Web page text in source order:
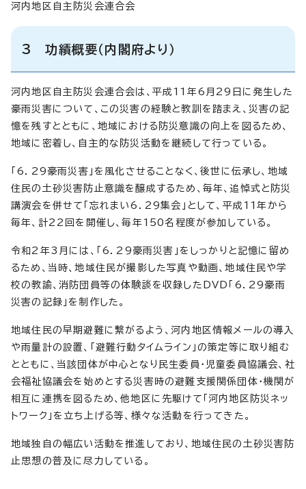
河内地区自主防災会連合会
3 功績概要（内閣府より）
河内地区自主防災会連合会は、平成11年6月29日に発生した
豪雨災害について、この災害の経験と教訓を踏まえ、災害の記
憶を残すとともに、地域における防災意識の向上を図るため、
地域に密着し、自主的な防災活動を継続して行っている。
「6．29豪雨災害」を風化させることなく、後世に伝承し、地域
住民の土砂災害防止意識を醸成するため、毎年、追悼式と防災
講演会を併せて「忘れまい6．29集会」として、平成11年から
毎年、計22回を開催し、毎年150名程度が参加している。
令和2年3月には、「6．29豪雨災害」をしっかりと記憶に留め
るため、当時、地域住民が撮影した写真や動画、地域住民や学
校の教諭、消防団員等の体験談を収録したDVD「6．29豪雨
災害の記録」を制作した。
地域住民の早期避難に繋がるよう、河内地区情報メールの導入
や雨量計の設置、「避難行動タイムライン」の策定等に取り組む
とともに、当該団体が中心となり民生委員・児童委員協議会、社
会福祉協議会を始めとする災害時の避難支援関係団体・機関が
相互に連携を図るため、他地区に先駆けて「河内地区防災ネッ
トワーク」を立ち上げる等、様々な活動を行ってきた。
地域独自の幅広い活動を推進しており、地域住民の土砂災害防
止思想の普及に尽力している。